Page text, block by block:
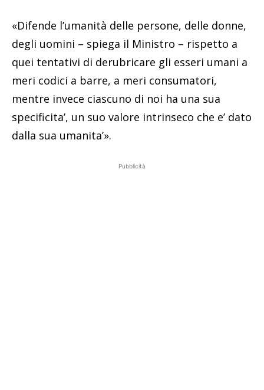
«Difende l’umanità delle persone, delle donne,
degli uomini – spiega il Ministro – rispetto a
quei tentativi di derubricare gli esseri umani a
meri codici a barre, a meri consumatori,
mentre invece ciascuno di noi ha una sua
specificita’, un suo valore intrinseco che e’ dato
dalla sua umanita’».
Pubblicità